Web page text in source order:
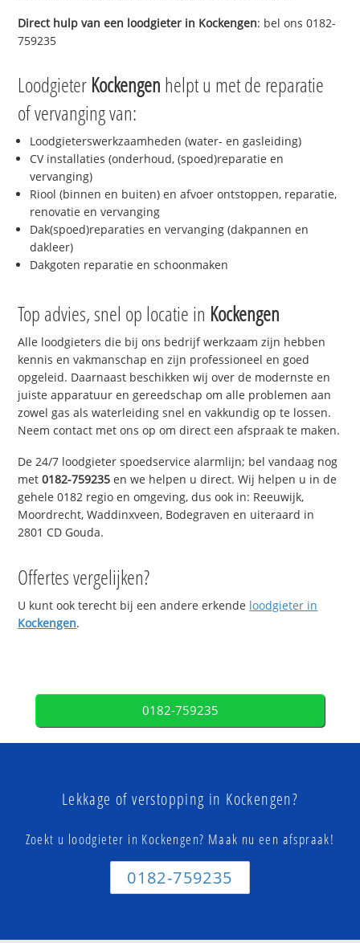
Direct hulp van een loodgieter in Kockengen: bel ons 0182-
759235
Loodgieter Kockengen helpt u met de reparatie
of vervanging van:
Loodgieterswerkzaamheden (water- en gasleiding)
CV installaties (onderhoud, (spoed)reparatie en
vervanging)
Riool (binnen en buiten) en afvoer ontstoppen, reparatie,
renovatie en vervanging
Dak(spoed)reparaties en vervanging (dakpannen en
dakleer)
Dakgoten reparatie en schoonmaken
Top advies, snel op locatie in Kockengen
Alle loodgieters die bij ons bedrijf werkzaam zijn hebben
kennis en vakmanschap en zijn professioneel en goed
opgeleid. Daarnaast beschikken wij over de modernste en
juiste apparatuur en gereedschap om alle problemen aan
zowel gas als waterleiding snel en vakkundig op te lossen.
Neem contact met ons op om direct een afspraak te maken.
De 24/7 loodgieter spoedservice alarmlijn; bel vandaag nog
met0182-759235 en we helpen u direct. Wij helpen u in de
gehele 0182 regio en omgeving, dus ook in: Reeuwijk,
Moordrecht, Waddinxveen, Bodegraven en uiteraard in
2801 CD Gouda.
Offertes vergelijken?
U kunt ook terecht bij een andere erkende loodgieter in
Kockengen.
0182-759235
Lekkage of verstopping in Kockengen?
Zoekt u loodgieter in Kockengen? Maak nu een afspraak!
0182-759235